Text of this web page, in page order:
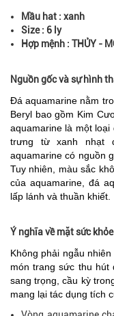
Mầu hat : xanh
Size : 6 ly
Hợp mệnh : THỦY -
Nguồn gốc và sự hình
Đá aquamarine nằm
Beryl bao gồm Kim
aquamarine là một
trưng từ xanh nhạt
aquamarine có nguồn
Tuy nhiên, màu sắc
của aquamarine, đá
lấp lánh và thuần khiết.
Ý nghĩa về mặt sức
Không phải ngẫu
món trang sức thu hút
sang trọng, cầu kỳ
mang lại tác dụng tích